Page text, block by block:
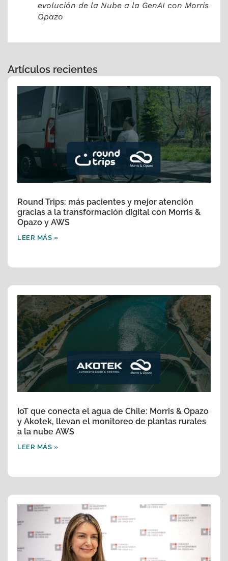
evolución de la Nube a la GenAI con Morris
Opazo
Artículos recientes
Round Trips: más pacientes y mejor atención
gracias a la transformación digital con Morris &
Opazo y AWS
LEER MÁS »
IoT que conecta el agua de Chile: Morris & Opazo
y Akotek, llevan el monitoreo de plantas rurales
a la nube AWS
LEER MÁS »